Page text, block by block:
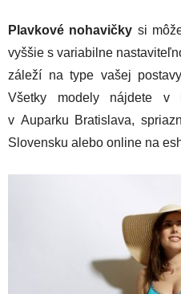
Plavkové nohavičky si
vyššie s variabilne
záleží na type vašej
Všetky modely nájdete v
v Auparku Bratislava,
Slovensku alebo online na